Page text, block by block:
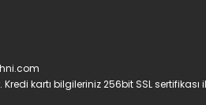
Kredi kartı bilgileriniz 256bit SSL